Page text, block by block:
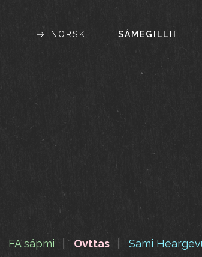
NORSK SÁMEGILLII
FA sápmi Ovttas Sami